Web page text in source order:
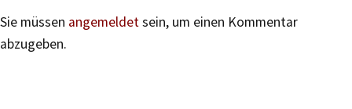
Sie müssen angemeldetsein, um einen Kommentar
abzugeben.